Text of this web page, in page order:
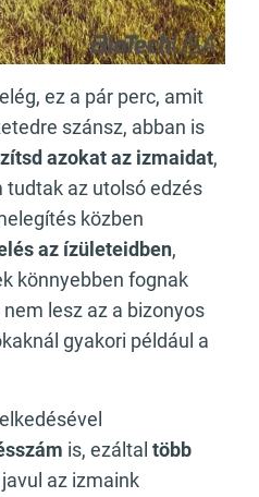
ez a pár perc, amit
szánsz, abban is
azokat az izmaidat,
az utolsó edzés
közben
az ízületeidben,
könnyebben fognak
lesz az a bizonyos
gyakori például a
is, ezáltal több
javul az izmaink